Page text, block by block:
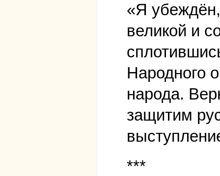
«Я убеждён,
великой и
Народного
народа.
защитим
***